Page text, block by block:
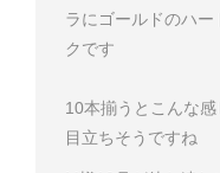
ラに ゴールドのハ
クです
10本揃うとこんな感
目立ちそうですね